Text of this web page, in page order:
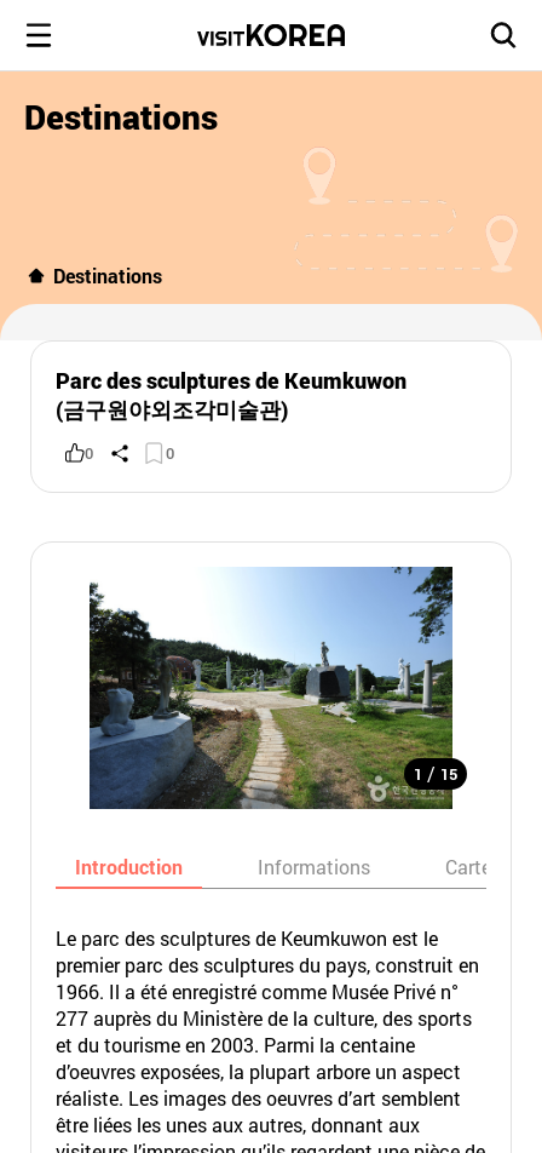
Destinations
Destinations
Parc des sculptures de Keumkuwon
(금구원야외조각미술관)
0 0
1 / 15
Introduction Informations Carte
Le parc des sculptures de Keumkuwon est le
premier parc des sculptures du pays, construit en
1966. Il a été enregistré comme Musée Privé n°
277 auprès du Ministère de la culture, des sports
et du tourisme en 2003. Parmi la centaine
d’oeuvres exposées, la plupart arbore un aspect
réaliste. Les images des oeuvres d’art semblent
être liées les unes aux autres, donnant aux